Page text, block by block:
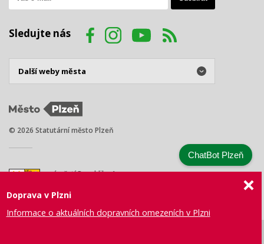
Sledujte nás
© 2026 Statutární město Plzeň
náměstí Republiky 1
Tel.: +420 378 031 111
Doprava v Plzni
Informace o aktuálních dopravních omezeních v Plzni
ChatBot Plzeň